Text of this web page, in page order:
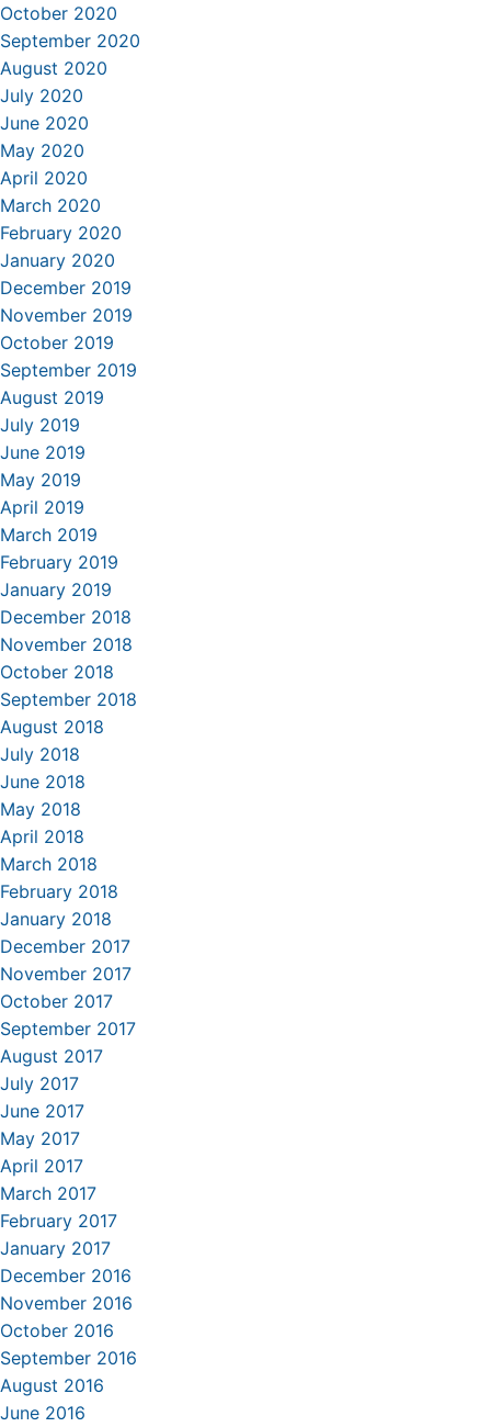
October 2020
September 2020
August 2020
July 2020
June 2020
May 2020
April 2020
March 2020
February 2020
January 2020
December 2019
November 2019
October 2019
September 2019
August 2019
July 2019
June 2019
May 2019
April 2019
March 2019
February 2019
January 2019
December 2018
November 2018
October 2018
September 2018
August 2018
July 2018
June 2018
May 2018
April 2018
March 2018
February 2018
January 2018
December 2017
November 2017
October 2017
September 2017
August 2017
July 2017
June 2017
May 2017
April 2017
March 2017
February 2017
January 2017
December 2016
November 2016
October 2016
September 2016
August 2016
June 2016